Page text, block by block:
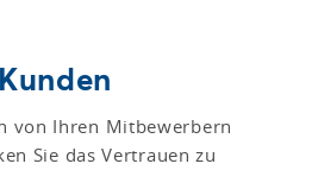
Kunden
von Ihren Mitbewerbern
Sie das Vertrauen zu